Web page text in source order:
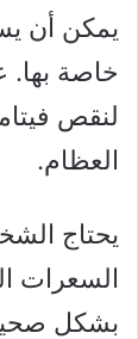
يمكن أن
خاصة بها.
العظام.
يحتاج
السعرات
بشكل